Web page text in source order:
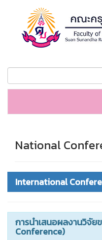
National
International
การนำเสนอผลงานวิจั
Conference)